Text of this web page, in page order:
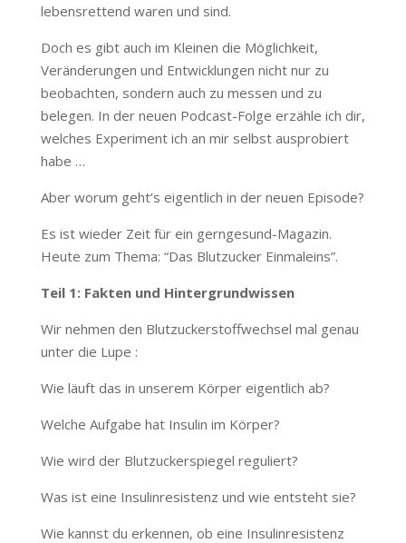
lebensrettend waren und sind.
Doch es gibt auch im Kleinen die Möglichkeit,
Veränderungen und Entwicklungen nicht nur zu
beobachten, sondern auch zu messen und zu
belegen. In der neuen Podcast-Folge erzähle ich dir,
welches Experiment ich an mir selbst ausprobiert
habe …
Aber worum geht’s eigentlich in der neuen Episode?
Es ist wieder Zeit für ein gerngesund-Magazin.
Heute zum Thema: “Das Blutzucker Einmaleins”.
Teil 1: Fakten und Hintergrundwissen
Wir nehmen den Blutzuckerstoffwechsel mal genau
unter die Lupe :
Wie läuft das in unserem Körper eigentlich ab?
Welche Aufgabe hat Insulin im Körper?
Wie wird der Blutzuckerspiegel reguliert?
Was ist eine Insulinresistenz und wie entsteht sie?
Wie kannst du erkennen, ob eine Insulinresistenz